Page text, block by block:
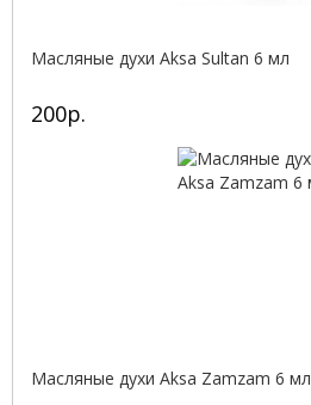
Масляные духи Aksa Sultan 6 мл
200р.
Масляные духи Aksa Zamzam 6 мл